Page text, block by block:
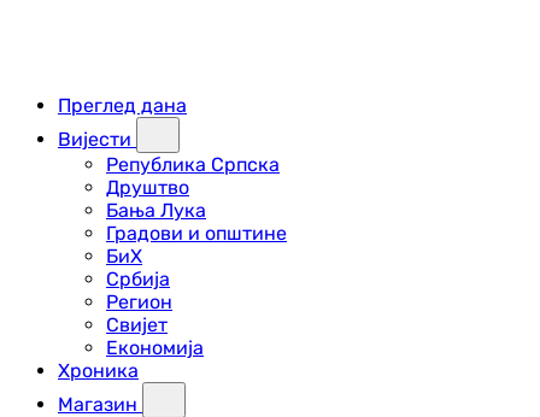
Преглед дана
Вијести
Република Српска
Друштво
Бања Лука
Градови и општине
БиХ
Србија
Регион
Свијет
Економија
Хроника
Магазин